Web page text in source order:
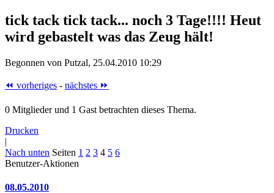
tick tack tick tack... noch 3 Tage!!!! Heut
wird gebastelt was das Zeug hält!
Begonnen von Putzal, 25.04.2010 10:29
⏪ vorheriges - nächstes ⏩
0 Mitglieder und 1 Gast betrachten dieses Thema.
Drucken
|
Nach unten Seiten 1 2 3 4 5 6
Benutzer-Aktionen
08.05.2010